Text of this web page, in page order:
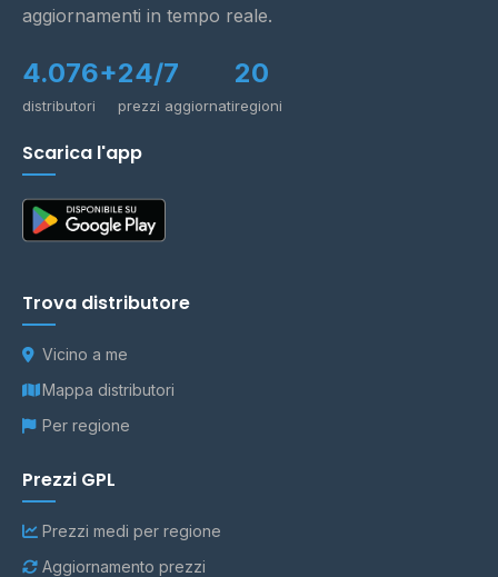
aggiornamenti in tempo reale.
4.076+
distributori
24/7
prezzi aggiornati
20
regioni
Scarica l'app
Trova distributore
Vicino a me
Mappa distributori
Per regione
Prezzi GPL
Prezzi medi per regione
Aggiornamento prezzi